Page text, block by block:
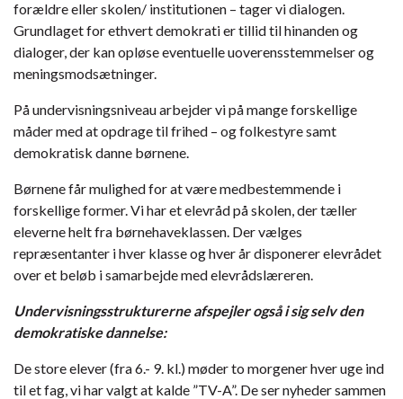
forældre eller skolen/ institutionen – tager vi dialogen.
Grundlaget for ethvert demokrati er tillid til hinanden og
dialoger, der kan opløse eventuelle uoverensstemmelser og
meningsmodsætninger.
På undervisningsniveau arbejder vi på mange forskellige
måder med at opdrage til frihed – og folkestyre samt
demokratisk danne børnene.
Børnene får mulighed for at være medbestemmende i
forskellige former. Vi har et elevråd på skolen, der tæller
eleverne helt fra børnehaveklassen. Der vælges
repræsentanter i hver klasse og hver år disponerer elevrådet
over et beløb i samarbejde med elevrådslæreren.
Undervisningsstrukturerne afspejler ogsåi sig selv den
demokratiske dannelse:
De store elever (fra 6.- 9. kl.) møder to morgener hver uge ind
til et fag, vi har valgt at kalde ”TV-A”. De ser nyheder sammen